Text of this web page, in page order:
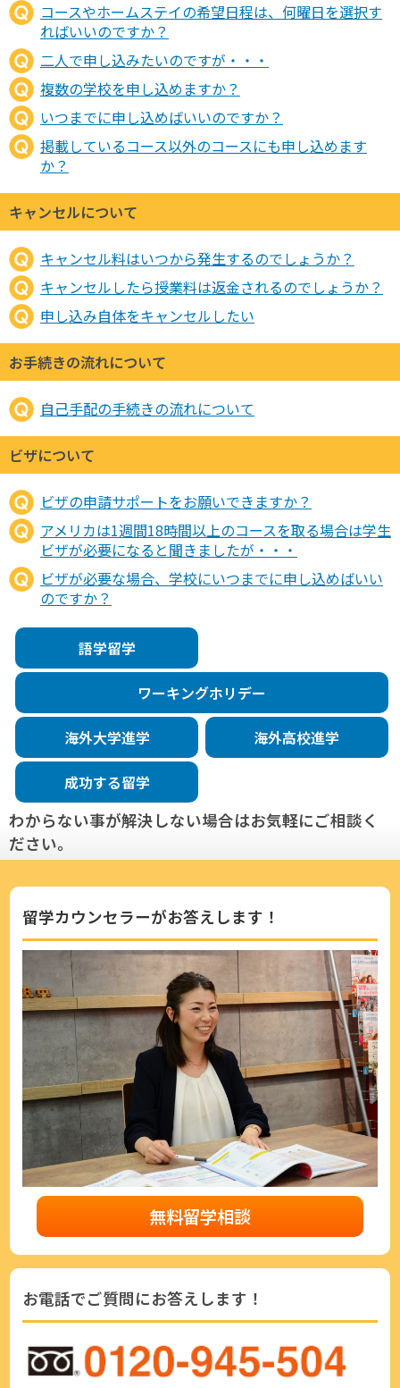
コースやホームステイの希望日程は、何曜日を選択す
ればいいのですか？
二人で申し込みたいのですが・・・
複数の学校を申し込めますか？
いつまでに申し込めばいいのですか？
掲載しているコース以外のコースにも申し込めます
か？
キャンセルについて
キャンセル料はいつから発生するのでしょうか？
キャンセルしたら授業料は返金されるのでしょうか？
申し込み自体をキャンセルしたい
お手続きの流れについて
自己手配の手続きの流れについて
ビザについて
ビザの申請サポートをお願いできますか？
アメリカは1週間18時間以上のコースを取る場合は学生
ビザが必要になると聞きましたが・・・
ビザが必要な場合、学校にいつまでに申し込めばいい
のですか？
語学留学
ワーキングホリデー
海外大学進学 海外高校進学
成功する留学
わからない事が解決しない場合はお気軽にご相談く
ださい。
留学カウンセラーがお答えします！
無料留学相談
お電話でご質問にお答えします！